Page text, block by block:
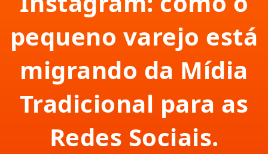
pequeno varejo está
migrando da Mídia
Tradicional para as
Redes Sociais.